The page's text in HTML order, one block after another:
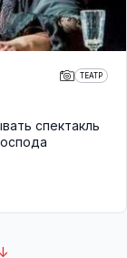
ТЕАТР
спектакль